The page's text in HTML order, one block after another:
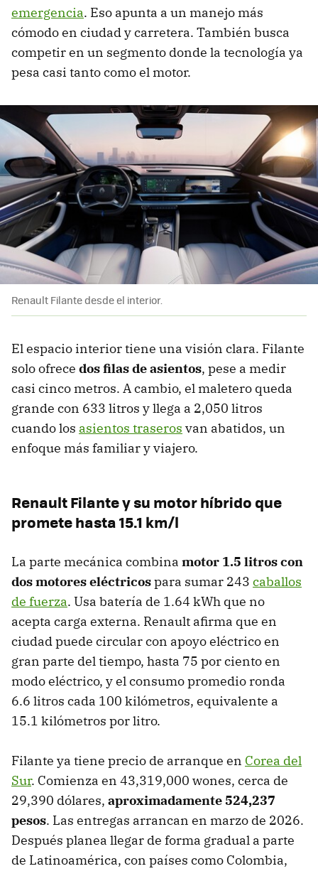
emergencia. Eso apunta a un manejo más
cómodo en ciudad y carretera. También busca
competir en un segmento donde la tecnología ya
pesa casi tanto como el motor.
Renault Filante desde el interior.
El espacio interior tiene una visión clara. Filante
solo ofrece dos filas de asientos, pese a medir
casi cinco metros. A cambio, el maletero queda
grande con 633 litros y llega a 2,050 litros
cuando los asientos traseros van abatidos, un
enfoque más familiar y viajero.
Renault Filante y su motor híbrido que
promete hasta 15.1 km/l
La parte mecánica combina motor 1.5 litros con
dos motores eléctricospara sumar 243 caballos
de fuerza. Usa batería de 1.64 kWh que no
acepta carga externa. Renault afirma que en
ciudad puede circular con apoyo eléctrico en
gran parte del tiempo, hasta 75 por ciento en
modo eléctrico, y el consumo promedio ronda
6.6 litros cada 100 kilómetros, equivalente a
15.1 kilómetros por litro.
Filante ya tiene precio de arranque en Corea del
Sur. Comienza en 43,319,000 wones, cerca de
29,390 dólares, aproximadamente 524,237
pesos. Las entregas arrancan en marzo de 2026.
Después planea llegar de forma gradual a parte
de Latinoamérica, con países como Colombia,